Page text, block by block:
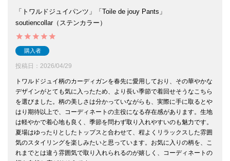
「トワルドジュイパンツ」「Toile de jouy Pants」
soutiencollar（ステンカラー）
購入者
投稿日 2026/04/29
トワルドジュイ柄のカーディガンを春先に愛用しており、その華やかな
デザインがとても気に入ったため、より長い季節で着回せそうなこちら
を選びました。柄の美しさは分かっていながらも、実際に手に取るとや
はり期待以上で、コーディネートの主役になる存在感があります。生地
は軽やかで着心地も良く、季節を問わず取り入れやすいのも魅力です。
夏場はゆったりとしたトップスと合わせて、程よくリラックスした雰囲
気のスタイリングを楽しみたいと思っています。お気に入りの柄を、こ
れまでとは違う雰囲気で取り入れられるのが嬉しく、コーディネートの